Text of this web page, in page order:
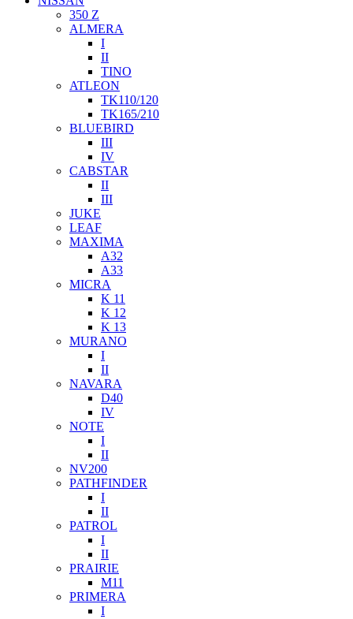
350 Z
ALMERA
I
II
TINO
ATLEON
TK110/120
TK165/210
BLUEBIRD
III
IV
CABSTAR
II
III
JUKE
LEAF
MAXIMA
A32
A33
MICRA
K 11
K 12
K 13
MURANO
I
II
NAVARA
D40
IV
NOTE
I
II
NV200
PATHFINDER
I
II
PATROL
I
II
PRAIRIE
M11
PRIMERA
I